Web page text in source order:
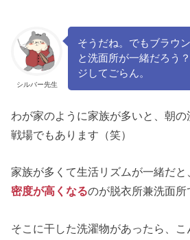
シルバー先生
そうだね。でもブラウ
と洗面所が一緒だろう
ジしてごらん。
わが家のように家族が多いと、朝
戦場でもあります（笑）
家族が多くて生活リズムが一緒だと
密度が高くなるのが脱衣所兼洗面所
そこに干した洗濯物があったら、